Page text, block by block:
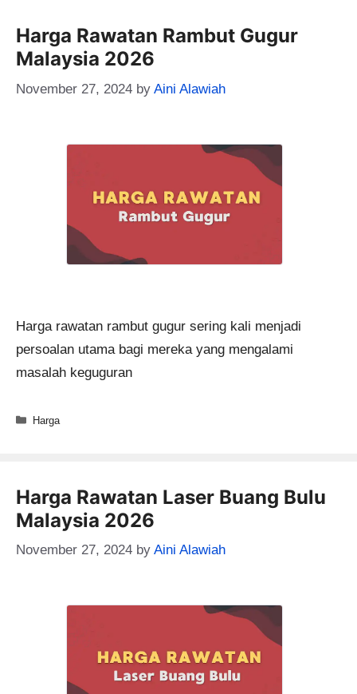
Harga Rawatan Rambut Gugur
Malaysia 2026
November 27, 2024 by Aini Alawiah
Harga rawatan rambut gugur sering kali menjadi
persoalan utama bagi mereka yang mengalami
masalah keguguran
Categories
Harga
Harga Rawatan Laser Buang Bulu
Malaysia 2026
November 27, 2024 by Aini Alawiah